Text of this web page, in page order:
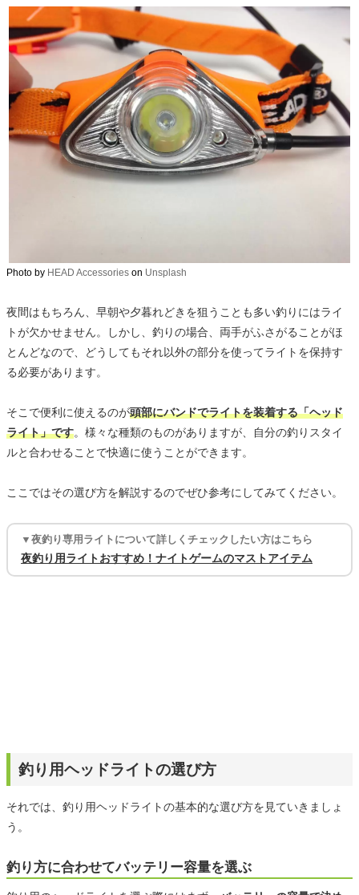
Photo by HEAD Accessories on Unsplash
夜間はもちろん、早朝や夕暮れどきを狙うことも多い釣りにはライ
トが欠かせません。しかし、釣りの場合、両手がふさがることがほ
とんどなので、どうしてもそれ以外の部分を使ってライトを保持す
る必要があります。
そこで便利に使えるのが頭部にバンドでライトを装着する「ヘッド
ライト」です。様々な種類のものがありますが、自分の釣りスタイ
ルと合わせることで快適に使うことができます。
ここではその選び方を解説するのでぜひ参考にしてみてください。
▼夜釣り専用ライトについて詳しくチェックしたい方はこちら
夜釣り用ライトおすすめ！ナイトゲームのマストアイテム
釣り用ヘッドライトの選び方
それでは、釣り用ヘッドライトの基本的な選び方を見ていきましょ
う。
釣り方に合わせてバッテリー容量を選ぶ